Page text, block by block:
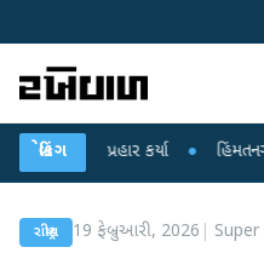
બ્રેકિંગ
પર પ્રહાર કર્યા ● હિંમતનગરમાં
રાષ્ટ્રીય 19 ફેબ્રુઆરી, 2026